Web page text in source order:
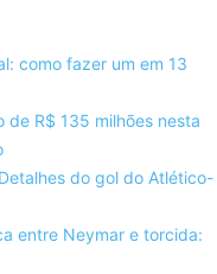
como fazer um em 13
R$ 135 milhões nesta
do gol do Atlético-
entre Neymar e torcida: